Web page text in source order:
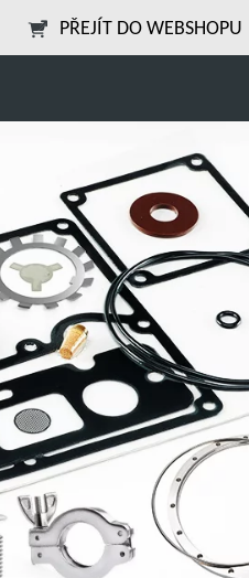
PŘEJÍT DO WEBSHOPU